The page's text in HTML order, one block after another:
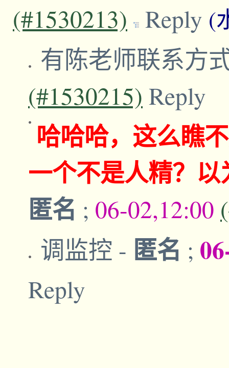
(#1530213) Reply (
有陈老师联系方
(#1530215) Reply
哈哈哈，这么瞧
一个不是人精？
匿名 ; 06-02,12:00
调监控 - 匿名 ;
Reply